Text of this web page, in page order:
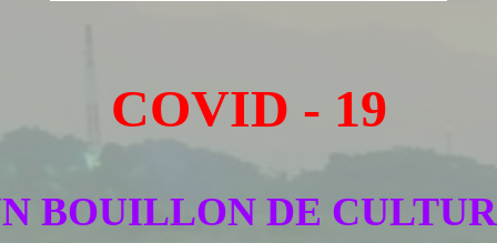
COVID - 19
BOUILLON DE